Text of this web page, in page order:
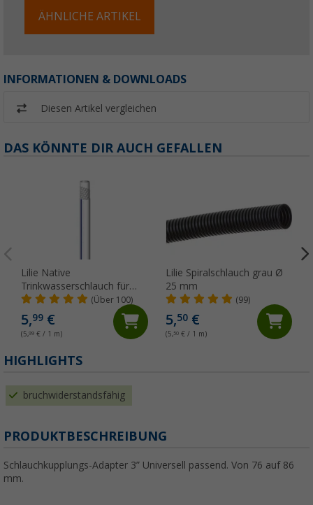
ÄHNLICHE ARTIKEL
INFORMATIONEN & DOWNLOADS
Diesen Artikel vergleichen
DAS KÖNNTE DIR AUCH GEFALLEN
Lilie Native
Trinkwasserschlauch für
Kaltwasser 10x15 mm
(Meterware)
(Über 100)
5,99 €
(5,99 € / 1 m)
Lilie Spiralschlauch grau Ø
25 mm
(99)
5,50€
(5,50€ / 1 m)
HIGHLIGHTS
bruchwiderstandsfähig
PRODUKTBESCHREIBUNG
Schlauchkupplungs-Adapter 3” Universell passend. Von 76 auf 86
mm.